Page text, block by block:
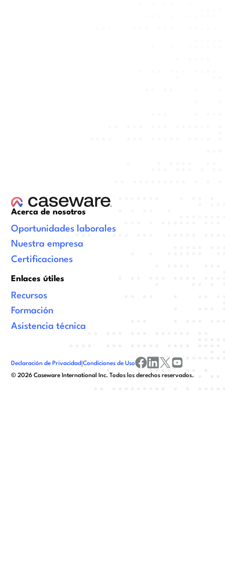
Acerca de nosotros
Oportunidades laborales
Nuestra empresa
Certificaciones
Enlaces útiles
Recursos
Formación
Asistencia técnica
©2026 Caseware International Inc. Todos los derechos reservados.
Declaración de Privacidad |Condiciones de Uso
facebook
linkedinx/twitter
youtube